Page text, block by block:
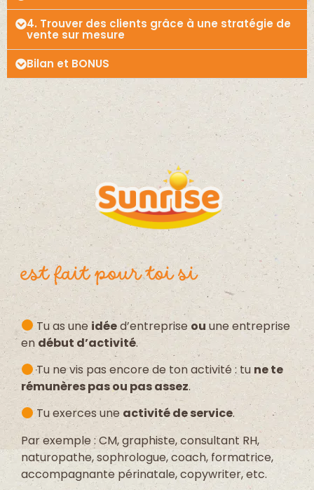
4. Trouver des clients grâce à une stratégie de
vente sur mesure
Bilan et BONUS
est fait pour toi si
Tu as une idéed’entreprise ou une entreprise
en début d’activité.
Tu ne vis pas encore de ton activité : tu ne te
rémunères pas ou pas assez.
Tu exerces une activité de service.
Par exemple : CM, graphiste, consultant RH,
naturopathe, sophrologue, coach, formatrice,
accompagnante périnatale, copywriter, etc.